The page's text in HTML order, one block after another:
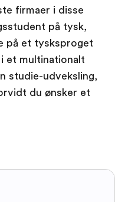
firmaer i disse
på tysk,
på et tysksproget
et multinationalt
studie-udveksling,
du ønsker et